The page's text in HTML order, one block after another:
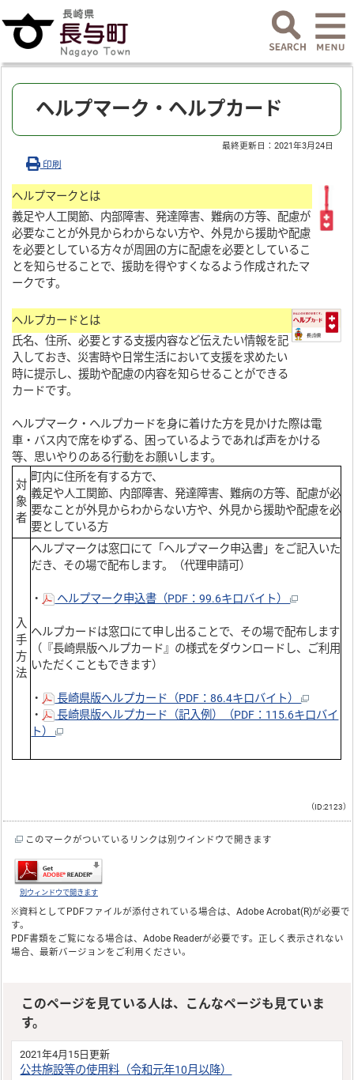
ヘルプマーク・ヘルプカード
最終更新日：2021年3月24日
印刷
ヘルプマークとは
義足や人工関節、内部障害、発達障害、難病の方等、配慮が
必要なことが外見からわからない方や、外見から援助や配慮
を必要としている方々が周囲の方に配慮を必要としているこ
とを知らせることで、援助を得やすくなるよう作成されたマ
ークです。
ヘルプカードとは
氏名、住所、必要とする支援内容など伝えたい情報を記
入しておき、災害時や日常生活において支援を求めたい
時に提示し、援助や配慮の内容を知らせることができる
カードです。
ヘルプマーク・ヘルプカードを身に着けた方を見かけた際は電
車・バス内で席をゆずる、困っているようであれば声をかける
等、思いやりのある行動をお願いします。
対
象
者
町内に住所を有する方で、
義足や人工関節、内部障害、発達障害、難病の方等、配慮が必
要なことが外見からわからない方や、外見から援助や配慮を必
要としている方
入
手
方
法
ヘルプマークは窓口にて「ヘルプマーク申込書」をご記入いた
だき、その場で配布します。（代理申請可）
・ ヘルプマーク申込書（PDF：99.6キロバイト）
ヘルプカードは窓口にて申し出ることで、その場で配布します
（『長崎県版ヘルプカード』の様式をダウンロードし、ご利用
いただくこともできます）
・
長崎県版へルプカード（PDF：86.4キロバイト）
・
長崎県版へルプカード（記入例）（PDF：115.6キロバイ
ト）
（ID:2123）
このマークがついているリンクは別ウインドウで開きます
別ウィンドウで開きます
※資料としてPDFファイルが添付されている場合は、Adobe Acrobat(R)が必要で
す。
PDF書類をご覧になる場合は、Adobe Readerが必要です。正しく表示されない
場合、最新バージョンをご利用ください。
このページを見ている人は、こんなページも見ていま
す。
2021年4月15日更新
公共施設等の使用料（令和元年10月以降）